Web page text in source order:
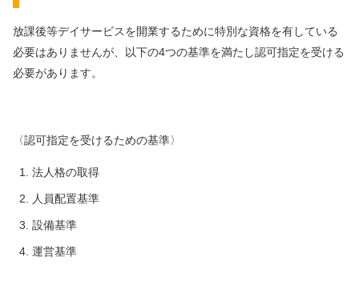
放課後等デイサービスを開業するために特別な資格を有している
必要はありませんが、
以下の4つの基準を満たし認可指定を受ける
必要があります。
〈認可指定を受けるための基準〉
法人格の取得
人員配置基準
設備基準
運営基準